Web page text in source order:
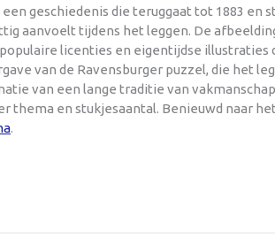
geschiedenis die teruggaat tot 1883
aanvoelt tijdens het leggen. De
licenties en eigentijdse
van de Ravensburger puzzel, die het
van een lange traditie van
thema en stukjesaantal. Benieuwd naar
.